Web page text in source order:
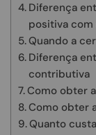
Diferença
positiva
Quando a
Diferença
contributiva
Como obter
Como obter
Quanto